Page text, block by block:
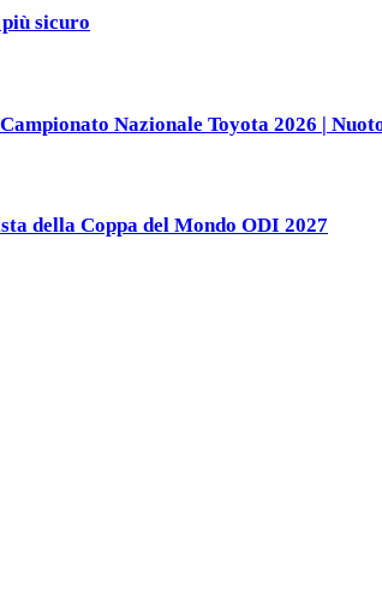
sicuro
Nazionale Toyota 2026 |
della Coppa del Mondo ODI 2027